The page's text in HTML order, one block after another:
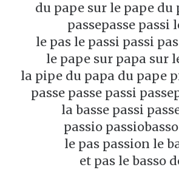
du pape sur le pape du
passepasse passi
le pas le passi passi
le pape sur papa sur
la pipe du papa du pape
passe passe passi
la basse passi
passio
le pas passion le
et pas le basso